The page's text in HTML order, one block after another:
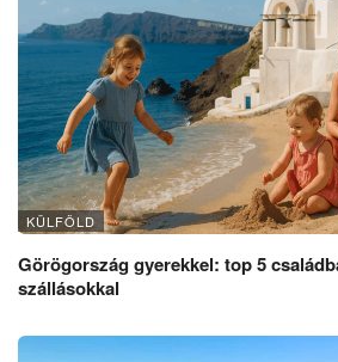
KÜLFÖLD
Görögország gyerekkel: top 5
szállásokkal